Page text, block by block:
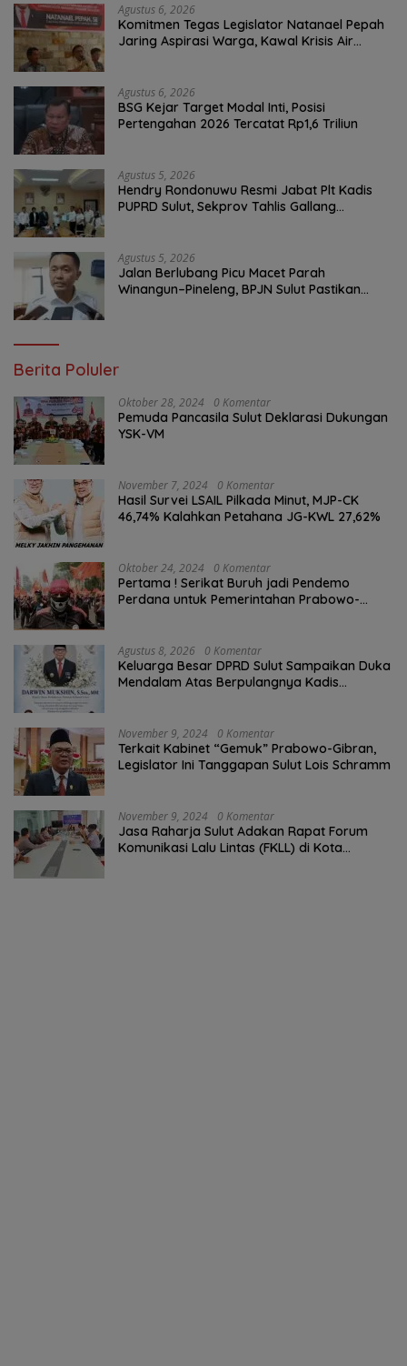
Agustus 6, 2026
Komitmen Tegas Legislator Natanael Pepah
Jaring Aspirasi Warga, Kawal Krisis Air
Agustus 6, 2026
BSG Kejar Target Modal Inti, Posisi
Pertengahan 2026 Tercatat Rp1,6 Triliun
Agustus 5, 2026
Hendry Rondonuwu Resmi Jabat Plt Kadis
PUPRD Sulut, Sekprov Tahlis Gallang
Agustus 5, 2026
Jalan Berlubang Picu Macet Parah
Winangun–Pineleng, BPJN Sulut Pastikan
Berita Poluler
Oktober 28, 2024 0 Komentar
Pemuda Pancasila Sulut Deklarasi Dukungan
YSK-VM
November 7, 2024 0 Komentar
Hasil Survei LSAIL Pilkada Minut, MJP-CK
46,74% Kalahkan Petahana JG-KWL 27,62%
Oktober 24, 2024 0 Komentar
Pertama ! Serikat Buruh jadi Pendemo
Perdana untuk Pemerintahan Prabowo-
Agustus 8, 2026 0 Komentar
Keluarga Besar DPRD Sulut Sampaikan Duka
Mendalam Atas Berpulangnya Kadis
November 9, 2024 0 Komentar
Terkait Kabinet “Gemuk” Prabowo-Gibran,
Legislator Ini Tanggapan Sulut Lois Schramm
November 9, 2024 0 Komentar
Jasa Raharja Sulut Adakan Rapat Forum
Komunikasi Lalu Lintas (FKLL) di Kota